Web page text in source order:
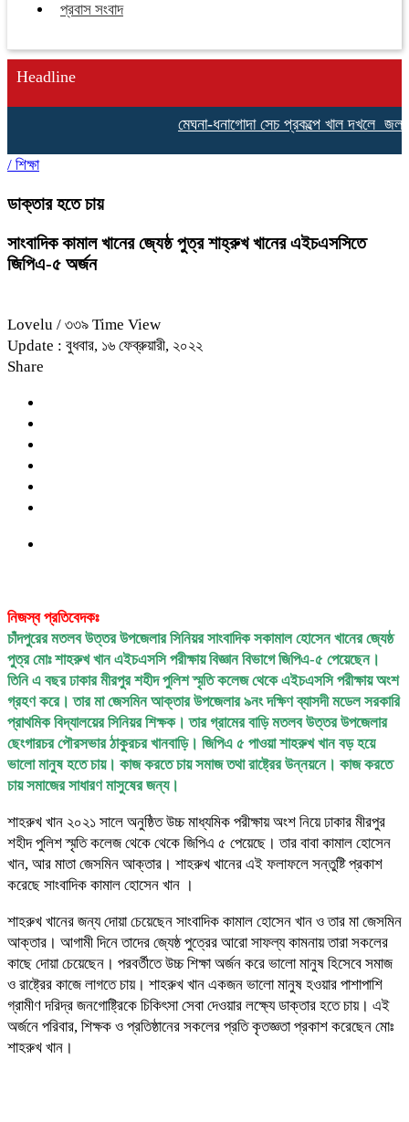
প্রবাস সংবাদ
Headline
মেঘনা-ধনাগোদা সেচ প্রকল্পে খাল দখলে
/ শিক্ষা
ডাক্তার হতে চায়
সাংবাদিক কামাল খানের জ্যেষ্ঠ পুত্র শাহ্রুখ খানের এইচএসসিতে
জিপিএ-৫ অর্জন
Lovelu / ৩৩৯ Time View
Update : বুধবার, ১৬ ফেব্রুয়ারী, ২০২২
Share
নিজস্ব প্রতিবেদকঃ
চাঁদপুরের মতলব উত্তর উপজেলার সিনিয়র সাংবাদিক সকামাল হোসেন খানের জ্যেষ্ঠ
পুত্র মোঃ শাহরুখ খান এইচএসসি পরীক্ষায় বিজ্ঞান বিভাগে জিপিএ-৫ পেয়েছেন।
তিনি এ বছর ঢাকার মীরপুর শহীদ পুলিশ স্মৃতি কলেজ থেকে এইচএসসি পরীক্ষায় অংশ
গ্রহণ করে। তার মা জেসমিন আক্তার উপজেলার ৯নং দক্ষিণ ব্যাসদী মডেল সরকারি
প্রাথমিক বিদ্যালয়ের সিনিয়র শিক্ষক। তার গ্রামের বাড়ি মতলব উত্তর উপজেলার
ছেংগারচর পৌরসভার ঠাকুরচর খানবাড়ি। জিপিএ ৫ পাওয়া শাহরুখ খান বড় হয়ে
ভালো মানুষ হতে চায়। কাজ করতে চায় সমাজ তথা রাষ্ট্রের উন্নয়নে। কাজ করতে
চায় সমাজের সাধারণ মাসুষের জন্য।
শাহরুখ খান ২০২১ সালে অনুষ্ঠিত উচ্চ মাধ্যমিক পরীক্ষায় অংশ নিয়ে ঢাকার মীরপুর
শহীদ পুলিশ স্মৃতি কলেজ থেকে থেকে জিপিএ ৫ পেয়েছে। তার বাবা কামাল হোসেন
খান, আর মাতা জেসমিন আক্তার। শাহরুখ খানের এই ফলাফলে সন্তুষ্টি প্রকাশ
করেছে সাংবাদিক কামাল হোসেন খান ।
শাহরুখ খানের জন্য দোয়া চেয়েছেন সাংবাদিক কামাল হোসেন খান ও তার মা জেসমিন
আক্তার। আগামী দিনে তাদের জ্যেষ্ঠ পুত্রের আরো সাফল্য কামনায় তারা সকলের
কাছে দোয়া চেয়েছেন। পরবর্তীতে উচ্চ শিক্ষা অর্জন করে ভালো মানুষ হিসেবে সমাজ
ও রাষ্ট্রের কাজে লাগতে চায়। শাহরুখ খান একজন ভালো মানুষ হওয়ার পাশাপাশি
গ্রামীণ দরিদ্র জনগোষ্ট্রিকে চিকিৎসা সেবা দেওয়ার লক্ষ্যে ডাক্তার হতে চায়। এই
অর্জনে পরিবার, শিক্ষক ও প্রতিষ্ঠানের সকলের প্রতি কৃতজ্ঞতা প্রকাশ করেছেন মোঃ
শাহরুখ খান।